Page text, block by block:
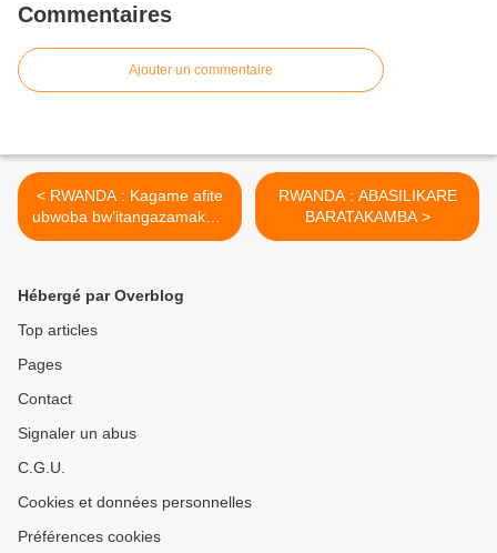
Commentaires
Ajouter un commentaire
< RWANDA : Kagame afite
ubwoba bw’itangazamakuru
rimunenga riri mu mahanga
RWANDA : ABASILIKARE
BARATAKAMBA >
Hébergé par Overblog
Top articles
Pages
Contact
Signaler un abus
C.G.U.
Cookies et données personnelles
Préférences cookies